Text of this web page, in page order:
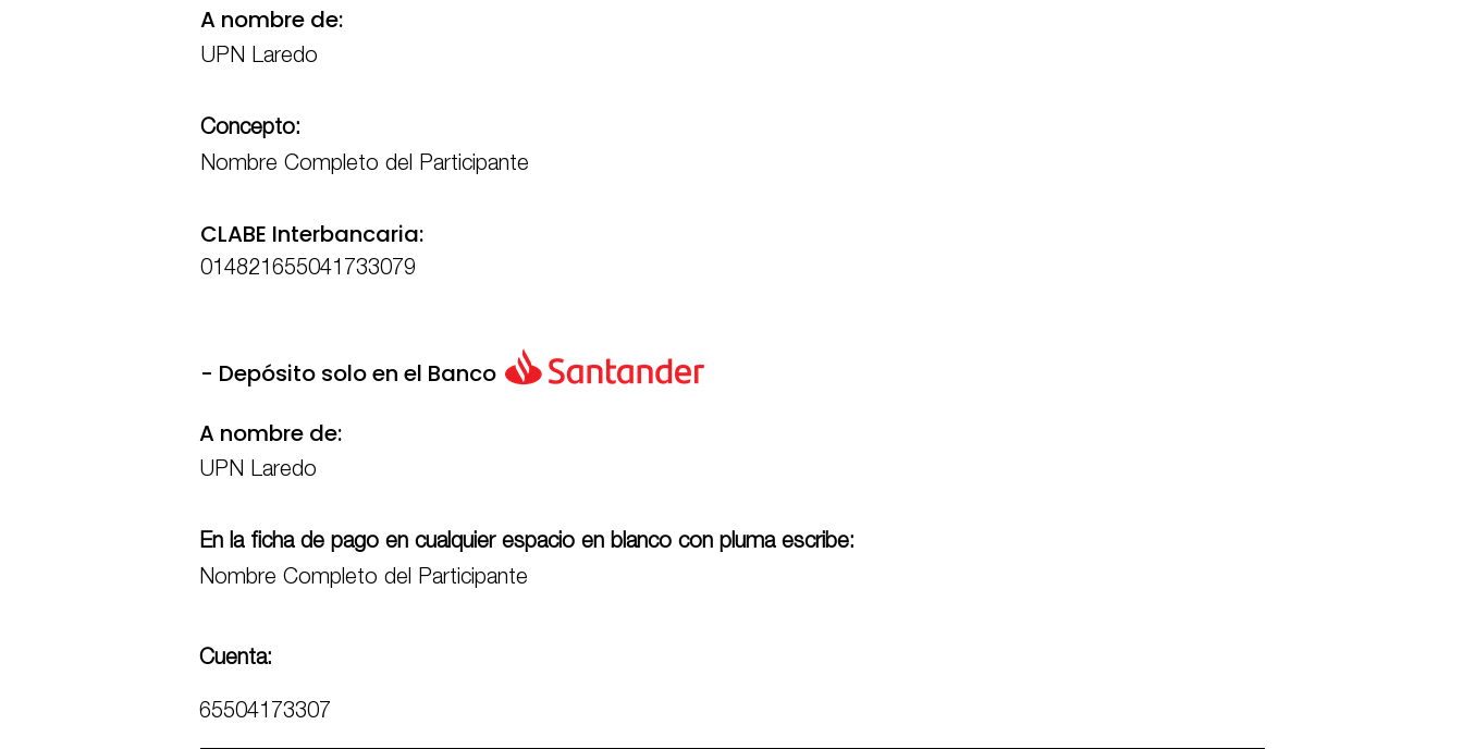
A nombre de:
UPN Laredo
Concepto:
Nombre Completo del Participante
CLABE Interbancaria:
014821655041733079
- Depósito solo en el Banco
A nombre de:
UPN Laredo
En la ficha de pago en cualquier espacio en blanco con pluma escribe:
Nombre Completo del Participante
Cuenta:
65504173307